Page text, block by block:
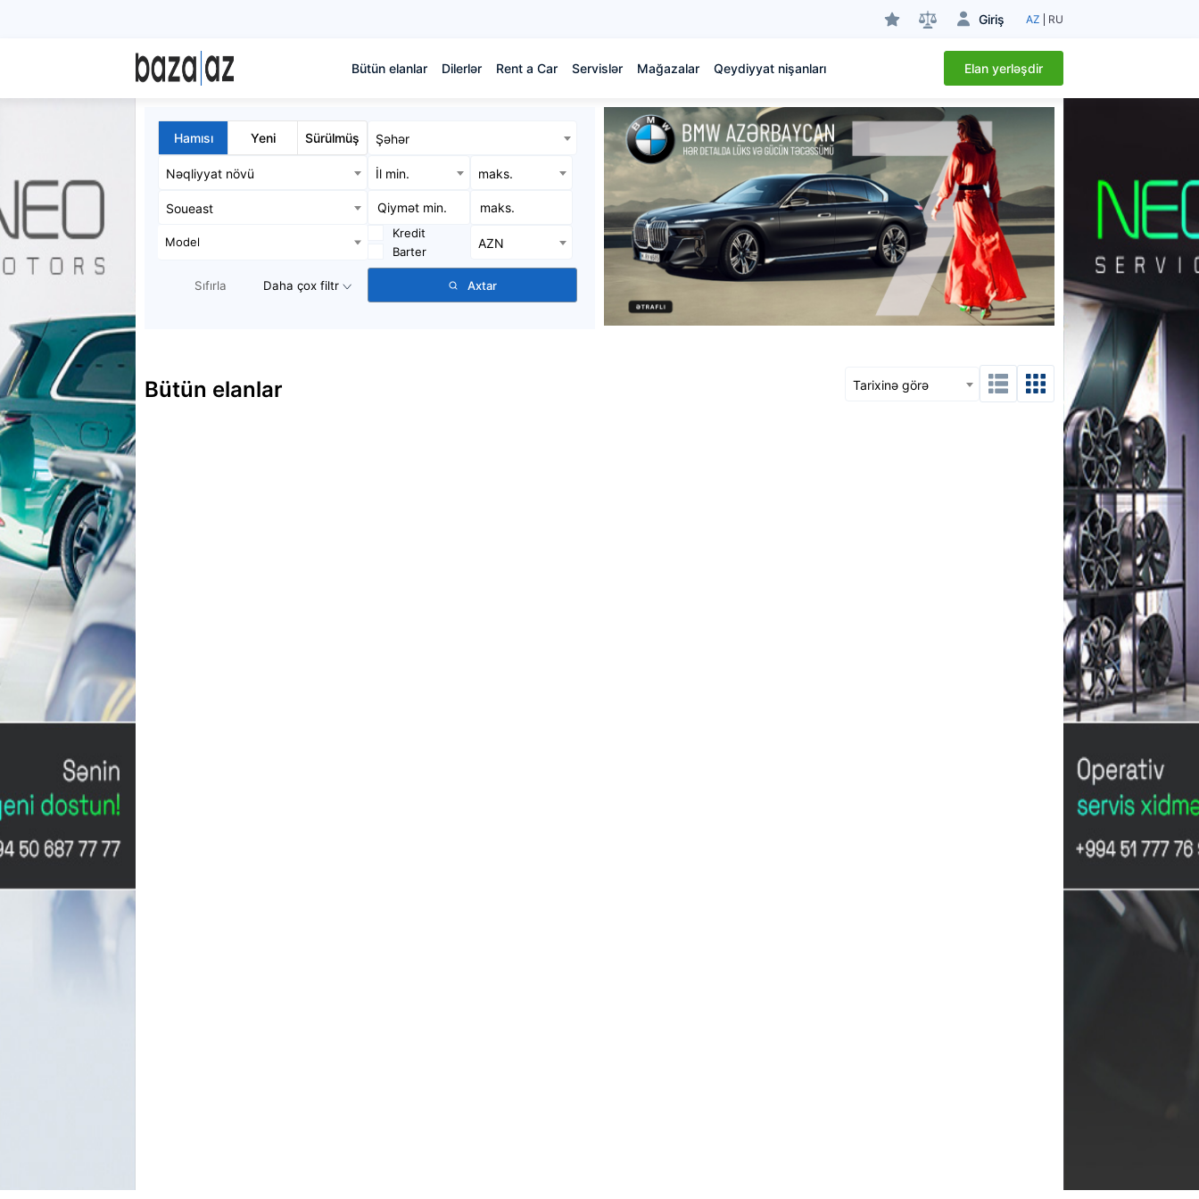
Giriş AZ RU
Bütün elanlar Dilerlər Rent a Car Servislər Mağazalar Qeydiyyat nişanları Elan yerləşdir
Hamısı Yeni Sürülmüş Şəhər
Nəqliyyat növü İl min. maks.
Soueast
Model
Kredit
Barter
AZN
Sıfırla Daha çox filtr Axtar
Bütün elanlar Tarixinə görə